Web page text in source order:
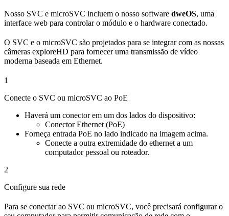
Nosso SVC e microSVC incluem o nosso software dweOS, uma
interface web para controlar o módulo e o hardware conectado.
O SVC e o microSVC são projetados para se integrar com as nossas
câmeras exploreHD para fornecer uma transmissão de vídeo
moderna baseada em Ethernet.
1
Conecte o SVC ou microSVC ao PoE
Haverá um conector em um dos lados do dispositivo:
Conector Ethernet (PoE)
Forneça entrada PoE no lado indicado na imagem acima.
Conecte a outra extremidade do ethernet a um
computador pessoal ou roteador.
2
Configure sua rede
Para se conectar ao SVC ou microSVC, você precisará configurar o